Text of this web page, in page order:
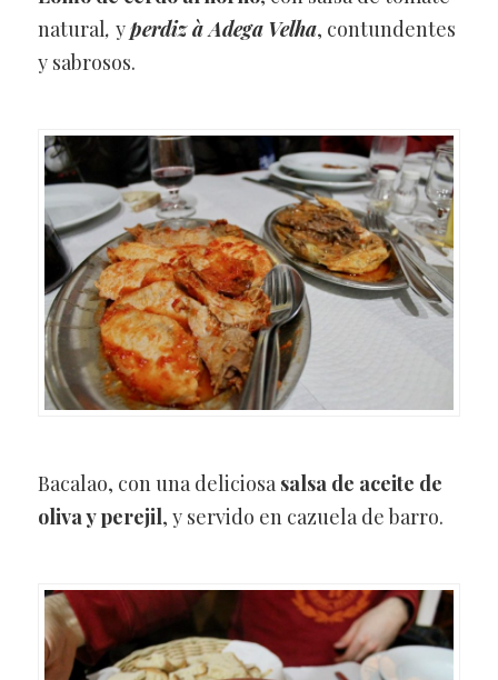
natural, yperdiz à Adega Velha, contundentes
y sabrosos.
Bacalao, con una deliciosa salsa de aceite de
oliva y perejil, y servido en cazuela de barro.